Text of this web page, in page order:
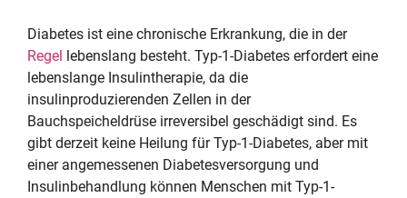
Diabetes ist eine chronische Erkrankung, die in der
Regel lebenslang besteht. Typ-1-Diabetes erfordert eine
lebenslange Insulintherapie, da die
insulinproduzierenden Zellen in der
Bauchspeicheldrüse irreversibel geschädigt sind. Es
gibt derzeit keine Heilung für Typ-1-Diabetes, aber mit
einer angemessenen Diabetesversorgung und
Insulinbehandlung können Menschen mit Typ-1-